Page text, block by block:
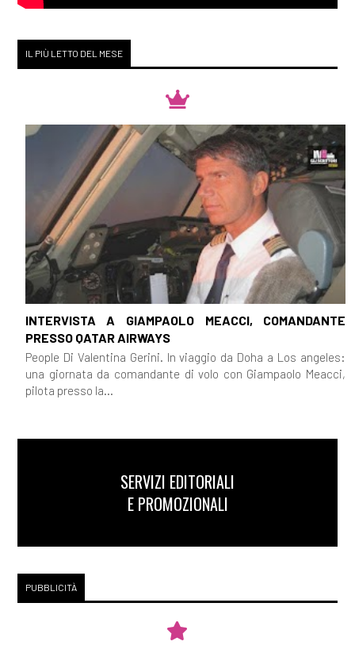
IL PIÙ LETTO DEL MESE
INTERVISTA A GIAMPAOLO MEACCI, COMANDANTE
PRESSO QATAR AIRWAYS
People Di Valentina Gerini. In viaggio da Doha a Los angeles:
una giornata da comandante di volo con Giampaolo Meacci,
pilota presso la...
SERVIZI EDITORIALI
E PROMOZIONALI
PUBBLICITÀ